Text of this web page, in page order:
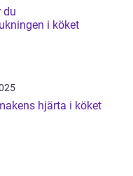
du
i köket
hjärta i köket